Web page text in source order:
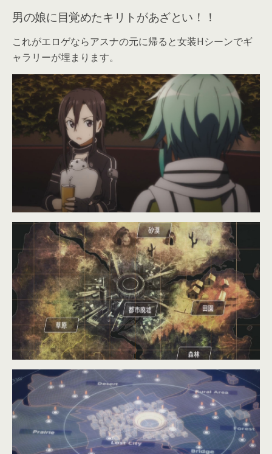
男の娘に目覚めたキリトがあざとい！！
これがエロゲならアスナの元に帰ると女装Hシーンでギ
ャラリーが埋まります。